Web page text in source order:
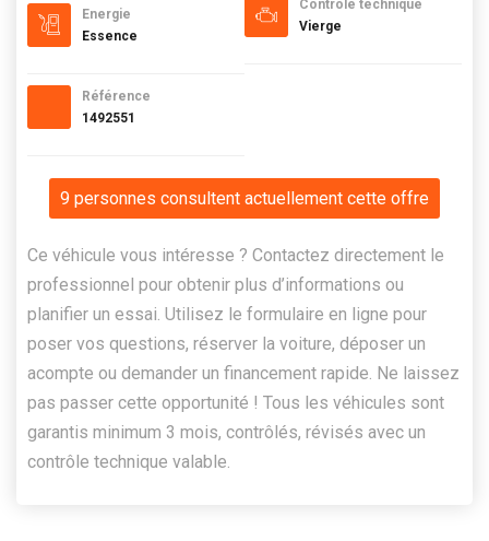
Energie
Essence
Référence
1492551
Contrôle technique
Vierge
9 personnes consultent actuellement cette offre
Ce véhicule vous intéresse ? Contactez directement le
professionnel pour obtenir plus d’informations ou
planifier un essai. Utilisez le formulaire en ligne pour
poser vos questions, réserver la voiture, déposer un
acompte ou demander un financement rapide. Ne laissez
pas passer cette opportunité ! Tous les véhicules sont
garantis minimum 3 mois, contrôlés, révisés avec un
contrôle technique valable.